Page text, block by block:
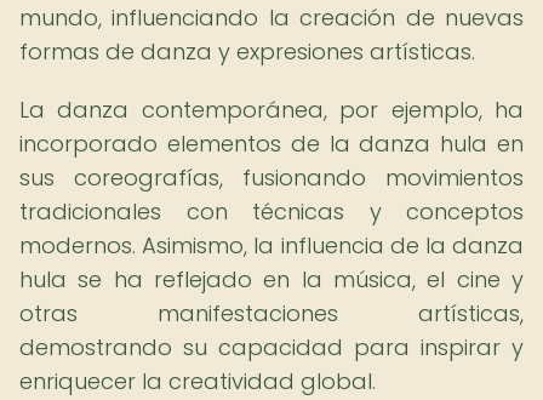
mundo, influenciando la creación de nuevas
formas de danza y expresiones artísticas.
La danza contemporánea, por ejemplo, ha
incorporado elementos de la danza hula en
sus coreografías, fusionando movimientos
tradicionales con técnicas y conceptos
modernos. Asimismo, la influencia de la danza
hula se ha reflejado en la música, el cine y
otras manifestaciones artísticas,
demostrando su capacidad para inspirar y
enriquecer la creatividad global.